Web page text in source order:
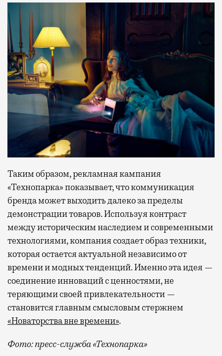
Таким образом, рекламная кампания
«Технопарка» показывает, что коммуникация
бренда может выходить далеко за пределы
демонстрации товаров. Используя контраст
между историческим наследием и современными
технологиями, компания создает образ техники,
которая остается актуальной независимо от
времени и модных тенденций. Именно эта идея —
соединение инноваций с ценностями, не
теряющими своей привлекательности —
становится главным смысловым стержнем
«Новаторства вне времени».
Фото: пресс-служба «Технопарка»